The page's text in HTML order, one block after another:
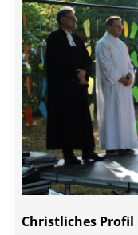
Christliches Profil